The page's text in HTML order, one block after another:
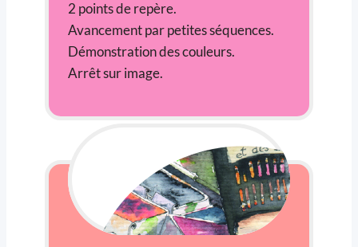
2 points de repère.
Avancement par petites séquences.
Démonstration des couleurs.
Arrêt sur image.